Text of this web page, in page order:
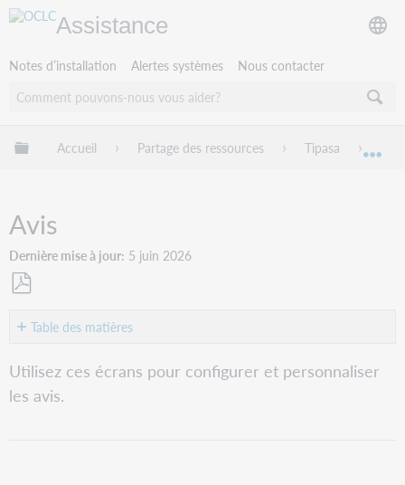
Assistance
Notes d’installation Alertes systèmes Nous contacter
Développer/réduire la hiérarchie globale
Accueil Partage des ressources Tipasa
Avis
Dernière mise à jour 5 juin 2026
en
que
PDF
Table des matières
Configurer
des
avis
Utilisez ces écrans pour configurer et personnaliser
les avis.